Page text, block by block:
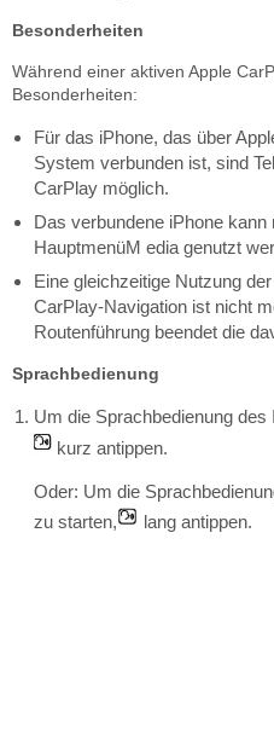
Besonderheiten
Während einer aktiven Apple
Besonderheiten:
Für das iPhone, das über
System verbunden ist, sind
CarPlay möglich.
Das verbundene iPhone
HauptmenüM edia genutzt
Eine gleichzeitige Nutzung
CarPlay-Navigation ist nicht
Routenführung beendet die
Sprachbedienung
Um die Sprachbedienung
kurz antippen.
Oder: Um die
zu starten,
lang antippen.